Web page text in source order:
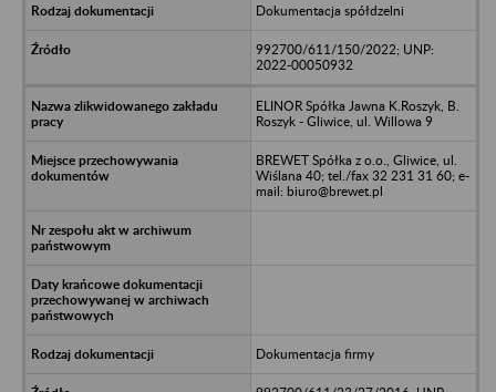
Dokumentacja spółdzelni
992700/611/150/2022; UNP:
2022-00050932
ELINOR Spółka Jawna K.Roszyk, B.
Roszyk - Gliwice, ul. Willowa 9
BREWET Spółka z o.o., Gliwice, ul.
Wiślana 40; tel./fax 32 231 31 60; e-
mail: biuro@brewet.pl
Dokumentacja firmy